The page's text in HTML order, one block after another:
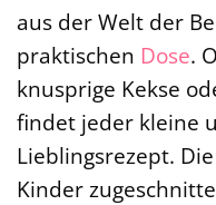
aus der Welt der
praktischen Dose.
knusprige Kekse
findet jeder kleine
Lieblingsrezept.
Kinder